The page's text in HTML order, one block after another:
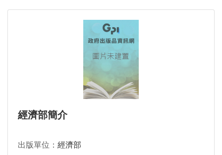
經濟部簡介
出版單位： 經濟部